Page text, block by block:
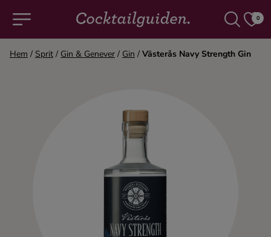
0
Alla cocktails & drinkar
Hem / Sprit / Gin & Genever / Gin / Västerås Navy Strength Gin